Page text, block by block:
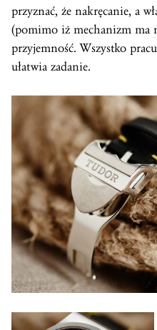
przyznać, że nakręcanie, a
(pomimo iż mechanizm ma
przyjemność. Wszystko
ułatwia zadanie.